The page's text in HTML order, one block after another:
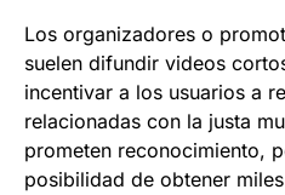
Los organizadores o
suelen difundir videos
incentivar a los usuarios a
relacionadas con la justa
prometen reconocimiento,
posibilidad de obtener